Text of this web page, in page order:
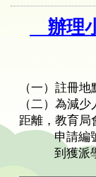
辦理
（一）註冊
（二）為減
距離，教育局
申請編
到獲派